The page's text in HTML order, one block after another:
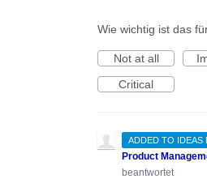
Wie wichtig ist das
Not at all
Critical
ADDED TO IDEAS
Product
beantwortet